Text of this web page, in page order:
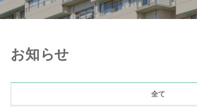
お知らせ
全て